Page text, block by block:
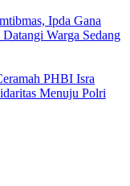
Ipda Gana
Warga Sedang
PHBI Isra
Menuju Polri